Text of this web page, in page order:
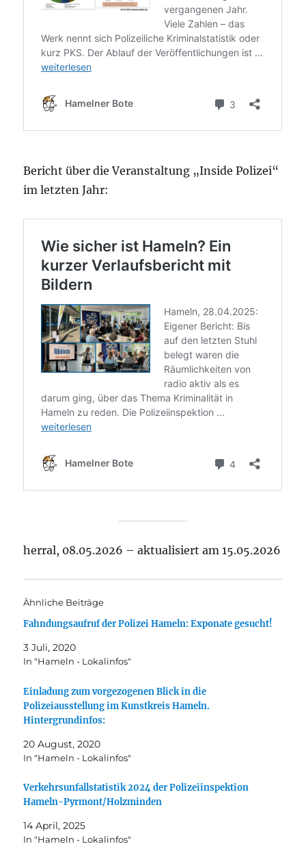
Bericht über die Veranstaltung „Inside Polizei“
im letzten Jahr:
herral, 08.05.2026 – aktualisiert am 15.05.2026
Ähnliche Beiträge
Fahndungsaufruf der Polizei Hameln: Exponate gesucht!
3 Juli, 2020
In "Hameln - Lokalinfos"
Einladung zum vorgezogenen Blick in die
Polizeiausstellung im Kunstkreis Hameln.
Hintergrundinfos:
20 August, 2020
In "Hameln - Lokalinfos"
Verkehrsunfallstatistik 2024 der Polizeiinspektion
Hameln-Pyrmont/Holzminden
14 April, 2025
In "Hameln - Lokalinfos"